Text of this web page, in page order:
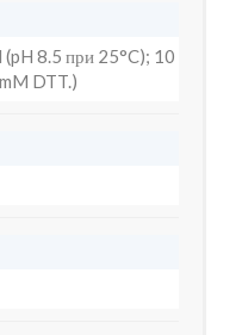
8.5 при 25°C); 10
DTT.)